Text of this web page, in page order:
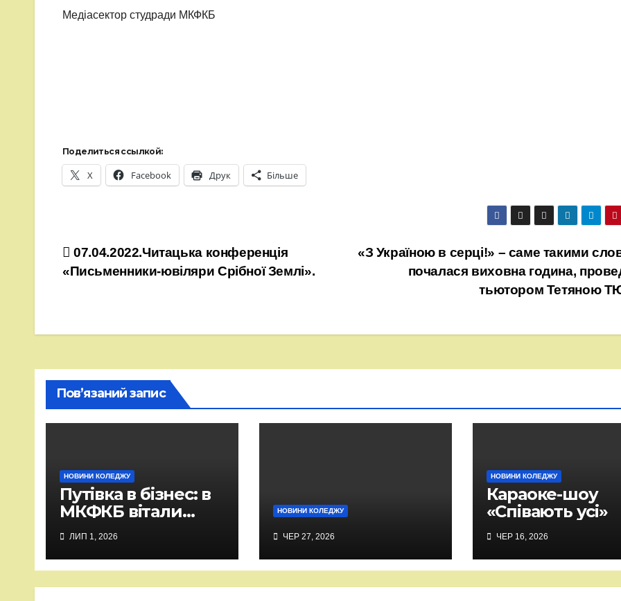
Медіасектор студради МКФКБ
Поделиться ссылкой:
X Facebook Друк Більше
Навігація
«З Україною в серці!» – саме такими
почалася виховна година,
тьютором Тетяною
07.04.2022.Читацька конференція
«Письменники-ювіляри Срібної Землі».
Пов’язаний запис
НОВИНИ КОЛЕДЖУ
Путівка в бізнес: в
МКФКБ вітали
випускників-2026
ЛИП 1, 2026
НОВИНИ КОЛЕДЖУ
ЧЕР 27, 2026
НОВИНИ КОЛЕДЖУ
Караоке-шоу
«Співають усі»
ЧЕР 16, 2026